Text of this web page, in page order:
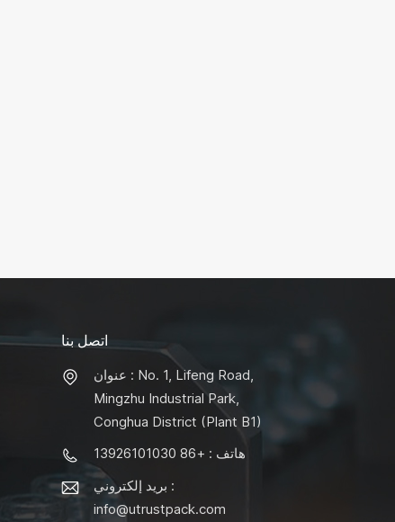
اتصل بنا
عنوان : No. 1, Lifeng Road,
Mingzhu Industrial Park,
Conghua District (Plant B1)
هاتف : +86 13926101030
بريد إلكتروني :
info@utrustpack.com